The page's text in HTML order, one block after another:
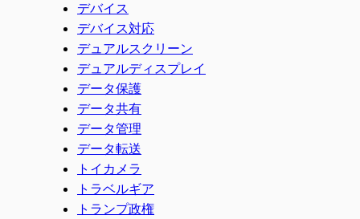
デバイス
デバイス対応
デュアルスクリーン
デュアルディスプレイ
データ保護
データ共有
データ管理
データ転送
トイカメラ
トラベルギア
トランプ政権